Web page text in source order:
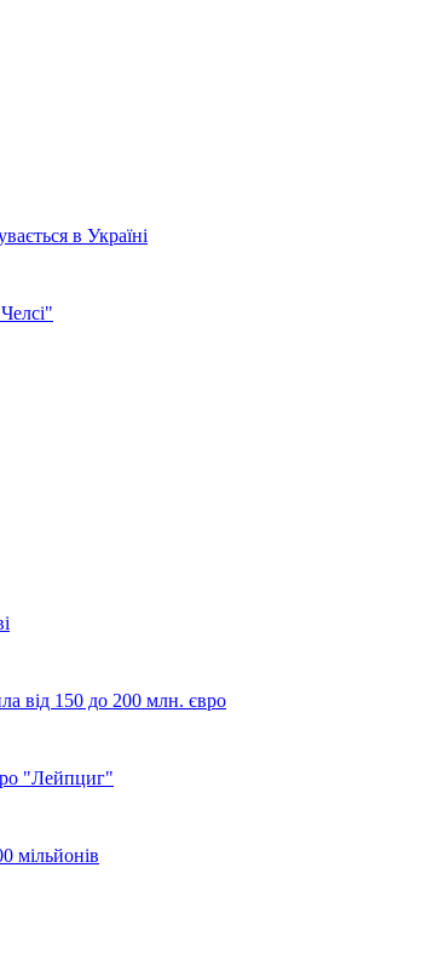
в Україні
від 150 до 200 млн. євро
"Лейпциг"
мільйонів